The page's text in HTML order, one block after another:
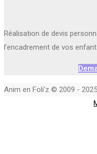
Réalisation de devis
l’encadrement de vos
Anim en Foli'z © 2009 -